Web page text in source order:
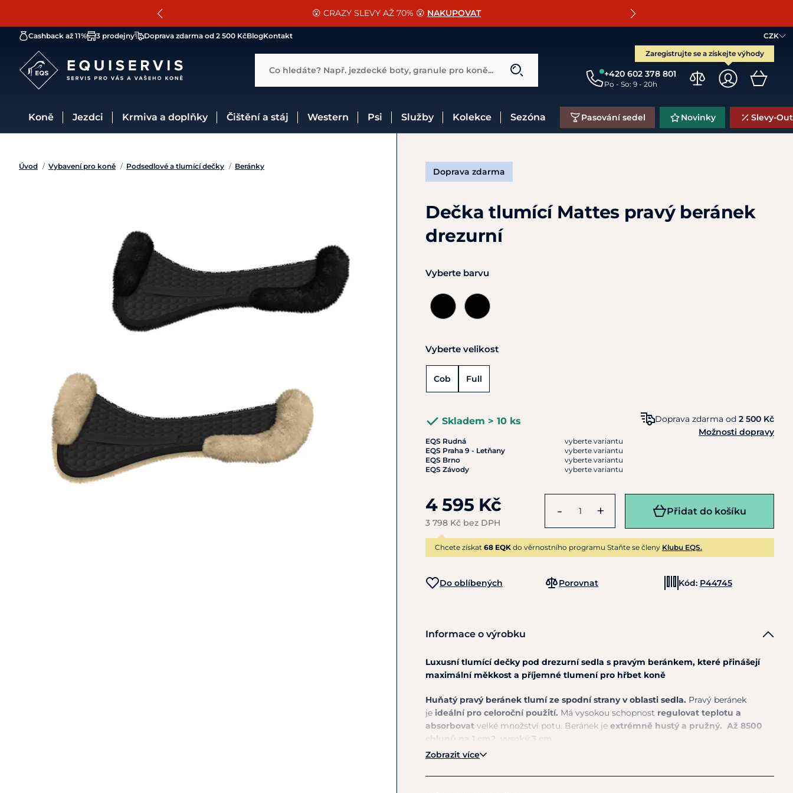
SLEVA 13% na vše od Cassini! CHCI SLEVU
😮 CRAZY SLEVY AŽ 70% 😮 NAKUPOVAT
📐Pasování a doplňky k vybraným sedlům ZDARMA 🐴
CZK
Zaregistrujte se a získejte výhody
+420 602 378 801
Po - So: 9 - 20h
Cashback až 11% 3 prodejny Doprava zdarma od 2 500 KčBlogKontakt
Co hledáte? Např. jezdecké boty, granule pro koně...
Koně Jezdci Krmiva a doplňky Čištění a stáj Western Psi Služby Kolekce Sezóna Pasování sedel Novinky Slevy-
Úvod / Vybavení pro koně / Podsedlové a tlumící dečky / Beránky
Doprava zdarma
Dečka tlumící Mattes pravý beránek
drezurní
Vyberte barvu
Vyberte velikost
Cob Full
Skladem > 10 ks
EQS Rudná
vyberte variantu
EQS Praha 9 - Letňany
vyberte variantu
EQS Brno
vyberte variantu
EQS Závody
vyberte variantu
Doprava zdarma od 2 500 Kč
Možnosti dopravy
4 595 Kč
3 798 Kč bez DPH
- + Přidat do košíku
Chcete získat 68 EQK do věrnostního programu Staňte se členy Klubu EQS.
Do oblíbených Porovnat Kód: P44745
Informace o výrobku
Luxusní tlumící dečky pod drezurní sedla s pravým beránkem, které přinášejí
maximální měkkost a příjemné tlumení pro hřbet koně
Huňatý pravý beránek tlumí ze spodní strany v oblasti sedla. Pravý beránek
je ideální pro celoroční použití. Má vysokou schopnost regulovat teplotu a
absorbovat velké množství potu. Beránek je extrémně hustý a pružný. Až 8500
chlupů
1 cm2, vysoký 3
protovyrovnává teplotu, je ideální v létě i v zimě. Dokážeabsorbovat až
Zobrazit více